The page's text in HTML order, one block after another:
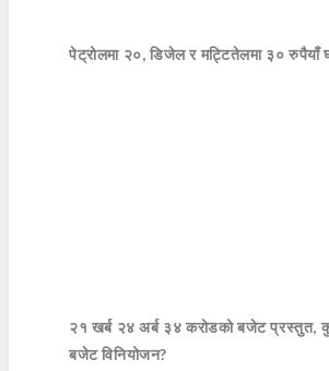
पेट्रोलमा २०, डिजेल र मट्टितेलमा ३० रुपैयाँ
२१ खर्ब २४ अर्ब ३४ करोडको बजेट प्रस्तुत,
बजेट विनियोजन?